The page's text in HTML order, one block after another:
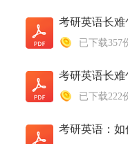
考研英语长
已下载357
考研英语长难
已下载222
考研英语：